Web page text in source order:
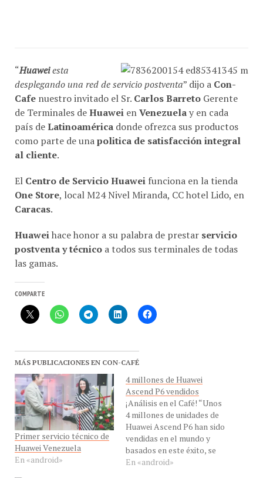
desplegando una red de servicio postventa” dijo aCon-
Cafenuestro invitado el Sr.Carlos BarretoGerente
de Terminales deHuaweienVenezuelay en cada
país deLatinoaméricadonde ofrezca sus productos
como parte de unapolitica de satisfacción integral
al cliente.
One Store , local M24 Nivel Miranda, CC hotel Lido, en
Caracas.
postventa y técnico a todos sus terminales de todas
las gamas.
COMPARTE
MÁS PUBLICACIONES EN CON-CAFÉ
Primer servicio técnico de
Huawei Venezuela
En «android»
Ascend P6 vendidos
¡Análisis en el Café! “Unos
4 millones de unidades de
Huawei Ascend P6 han sido
vendidas en el mundo y
basados en este éxito, se
lanza el Huawei Ascend
P7” dijo en exclusiva para
En «android»